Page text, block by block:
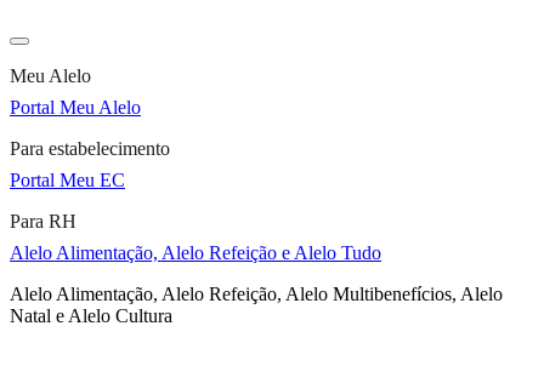
Meu Alelo
Portal Meu Alelo
Para estabelecimento
Portal Meu EC
Para RH
Alelo Alimentação, Alelo Refeição e Alelo Tudo
Alelo Alimentação, Alelo Refeição, Alelo Multibenefícios, Alelo
Natal e Alelo Cultura